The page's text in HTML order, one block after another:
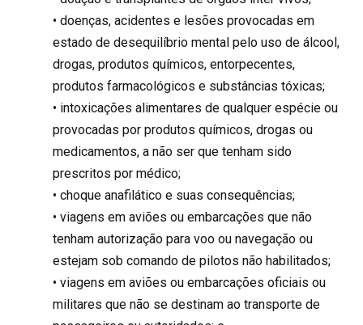
• doenças, acidentes e lesões provocadas em
estado de desequilíbrio mental pelo uso de álcool,
drogas, produtos químicos, entorpecentes,
produtos farmacológicos e substâncias tóxicas;
• intoxicações alimentares de qualquer espécie ou
provocadas por produtos químicos, drogas ou
medicamentos, a não ser que tenham sido
prescritos por médico;
• choque anafilático e suas consequências;
• viagens em aviões ou embarcações que não
tenham autorização para voo ou navegação ou
estejam sob comando de pilotos não habilitados;
• viagens em aviões ou embarcações oficiais ou
militares que não se destinam ao transporte de